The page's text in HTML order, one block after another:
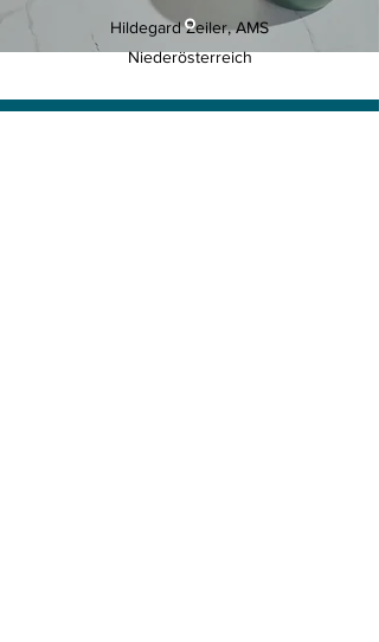
Hildegard Zeiler, AMS
Niederösterreich